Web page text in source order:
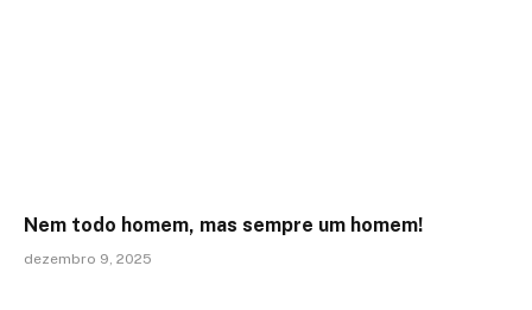
Nem todo homem, mas sempre um homem!
dezembro 9, 2025